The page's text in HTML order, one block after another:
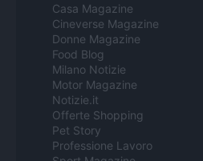
Casa Magazine
Cineverse Magazine
Donne Magazine
Food Blog
Milano Notizie
Motor Magazine
Notizie.it
Offerte Shopping
Pet Story
Professione Lavoro